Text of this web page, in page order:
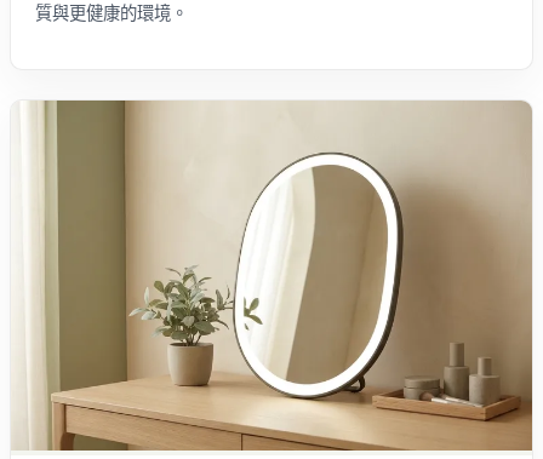
質與更健康的環境。